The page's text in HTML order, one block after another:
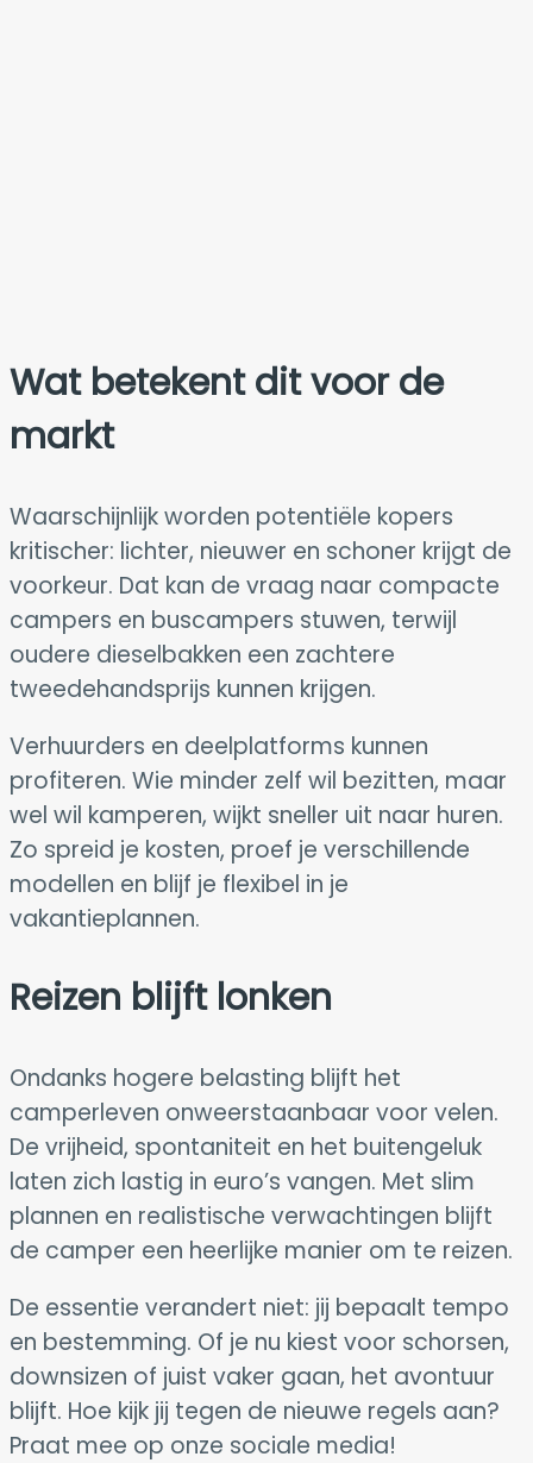
Wat betekent dit voor de
markt
Waarschijnlijk worden potentiële kopers
kritischer: lichter, nieuwer en schoner krijgt de
voorkeur. Dat kan de vraag naar compacte
campers en buscampers stuwen, terwijl
oudere dieselbakken een zachtere
tweedehandsprijs kunnen krijgen.
Verhuurders en deelplatforms kunnen
profiteren. Wie minder zelf wil bezitten, maar
wel wil kamperen, wijkt sneller uit naar huren.
Zo spreid je kosten, proef je verschillende
modellen en blijf je flexibel in je
vakantieplannen.
Reizen blijft lonken
Ondanks hogere belasting blijft het
camperleven onweerstaanbaar voor velen.
De vrijheid, spontaniteit en het buitengeluk
laten zich lastig in euro’s vangen. Met slim
plannen en realistische verwachtingen blijft
de camper een heerlijke manier om te reizen.
De essentie verandert niet: jij bepaalt tempo
en bestemming. Of je nu kiest voor schorsen,
downsizen of juist vaker gaan, het avontuur
blijft. Hoe kijk jij tegen de nieuwe regels aan?
Praat mee op onze sociale media!